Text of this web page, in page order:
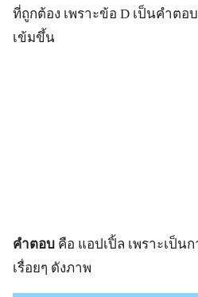
ที่ถูกต้อง เพราะข้อ D เป็นคำตอ
เข้มขึ้น
คำตอบ คือ แอปเปิ้ล เพราะเป็น
เรื่อยๆ ดังภาพ